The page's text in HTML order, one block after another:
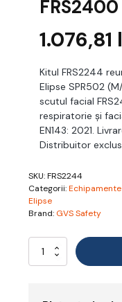
FRS2400
1.076,81
Kitul FRS2244
Elipse SPR502
scutul facial
respiratorie și
EN143: 2021.
Distribuitor
SKU:FRS2244
Categorii:
Elipse
Brand: GVS Safety
Cantitate